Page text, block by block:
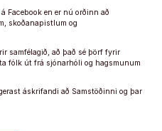
Facebook en er nú orðinn að
skoðanapistlum og
samfélagið, að það sé þörf fyrir
fólk út frá sjónarhóli og hagsmunum
áskrifandi að Samstöðinni og þar